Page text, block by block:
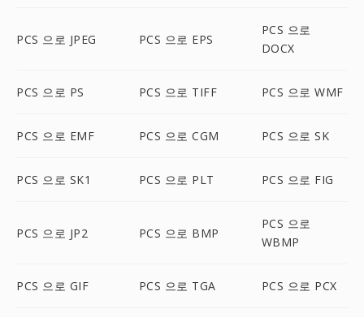
PCS 으로 JPEG PCS 으로 EPS
PCS 으로
DOCX
PCS 으로 PS PCS 으로 TIFF PCS 으로 WMF
PCS 으로 EMF PCS 으로 CGM PCS 으로 SK
PCS 으로 SK1 PCS 으로 PLT PCS 으로 FIG
PCS 으로 JP2 PCS 으로 BMP
PCS 으로
WBMP
PCS 으로 GIF PCS 으로 TGA PCS 으로 PCX